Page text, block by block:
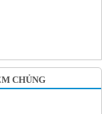
CHỦNG